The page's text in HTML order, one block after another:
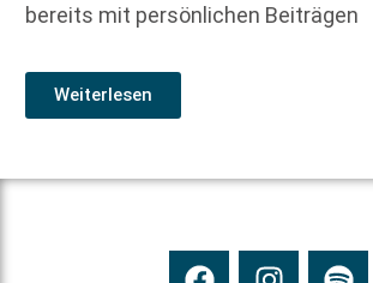
bereits mit persönlichen Beiträgen
Weiterlesen